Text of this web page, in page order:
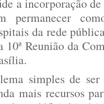
a incorporação
permanecer
da rede
Reunião da
simples de
mais recursos